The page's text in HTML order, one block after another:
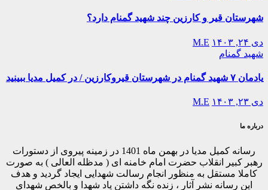
شهرستان قیر و کارزین چند شهید گمنام دارد؟
دی ۲۴, ۱۴۰۳
M.E
شهید گمنام
یادمان ۷ شهید گمنام در شهرستان قیروکارزین / در کمیل مدیا ببینید
دی ۲۳, ۱۴۰۳ M.E
درباره ما
رسانه کمیل مدیا در بهمن ماه 1401 در زمینه پیروی از دستورات
رهبر کبیر انقلاب حضرت امام خامنه ای ( مدظله العالی ) به صورت
کاملا مستقل به منظور انجام رسالت شهدایی ایجاد گردید و هدف
این رسانه نشر آثار ، زنده نگه داشتن یاد شهدا و بالخص شهدای